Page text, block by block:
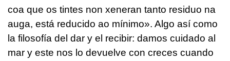
coa que os tintes non xeneran tanto residuo na
auga, está reducido ao mínimo». Algo así como
la filosofía del dar y el recibir: damos cuidado al
mar y este nos lo devuelve con creces cuando